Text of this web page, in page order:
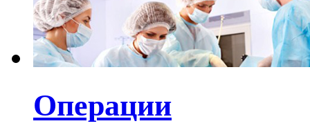
Операции